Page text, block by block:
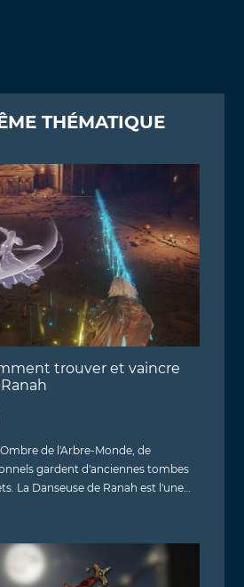
THÉMATIQUE
trouver et vaincre
de l'Arbre-Monde, de
gardent d'anciennes tombes
La Danseuse de Ranah est l'une…